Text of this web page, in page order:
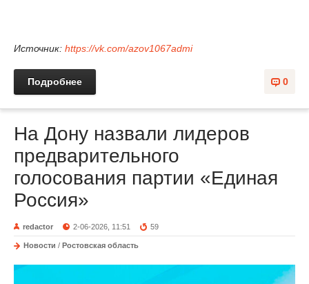
Источник: https://vk.com/azov1067admi
0
Подробнее
На Дону назвали лидеров
предварительного
голосования партии «Единая
Россия»
redactor 2-06-2026, 11:51 59
Новости / Ростовская область